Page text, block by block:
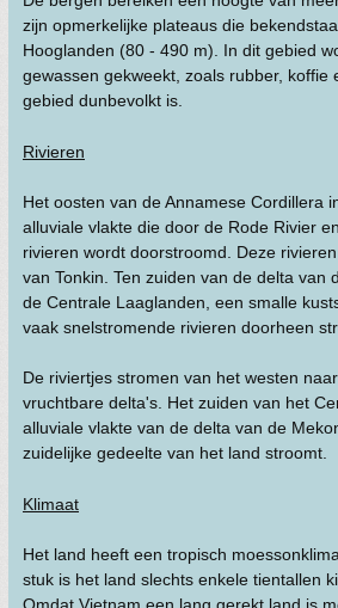
zijn opmerkelijke plateaus die
Hooglanden (80 - 490 m). In dit gebied
gewassen gekweekt, zoals rubber, koffie
gebied dunbevolkt is.
Rivieren
Het oosten van de Annamese Cordillera
alluviale vlakte die door de Rode Rivier
rivieren wordt doorstroomd. Deze
van Tonkin. Ten zuiden van de delta van
de Centrale Laaglanden, een smalle
vaak snelstromende rivieren doorheen
De riviertjes stromen van het westen
vruchtbare delta's. Het zuiden van het
alluviale vlakte van de delta van de
zuidelijke gedeelte van het land stroomt.
Klimaat
Het land heeft een tropisch
stuk is het land slechts enkele tientallen